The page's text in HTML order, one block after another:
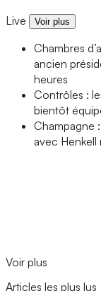
Live Voir plus
Chambres
ancien
heures
Contrôles :
bientôt
Champagne
avec Henkell
Voir plus
Articles les plus lus